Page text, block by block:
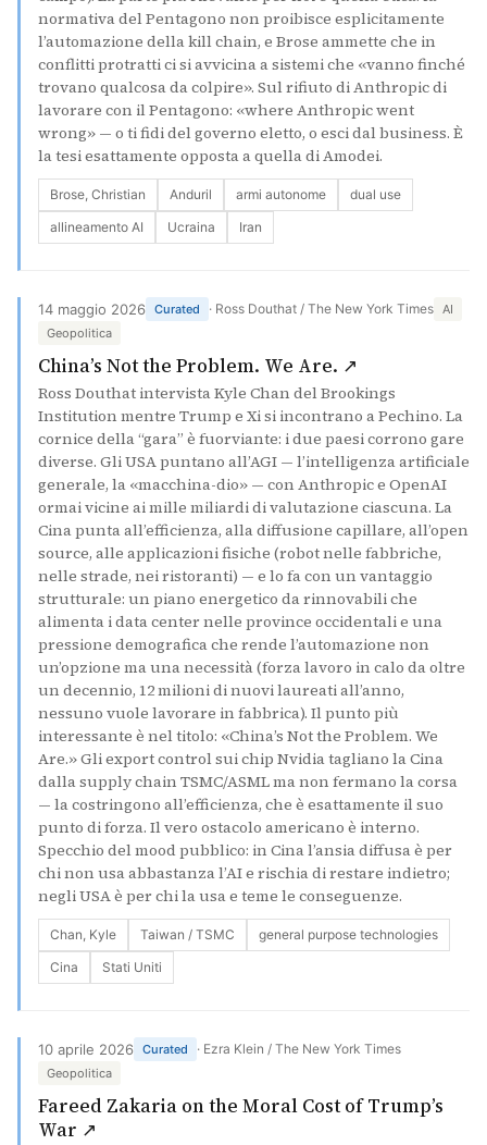
normativa del Pentagono non proibisce esplicitamente
l’automazione della kill chain, e Brose ammette che in
conflitti protratti ci si avvicina a sistemi che «vanno finché
trovano qualcosa da colpire». Sul rifiuto di Anthropic di
lavorare con il Pentagono: «where Anthropic went
wrong» — o ti fidi del governo eletto, o esci dal business. È
la tesi esattamente opposta a quella di Amodei.
Brose, Christian Anduril armi autonome
dual use
allineamento AI
Ucraina Iran
14 maggio 2026 Curated · Ross Douthat / The New York Times AI
Geopolitica
China’s Not the Problem. We Are. ↗
Ross Douthat intervista Kyle Chan del Brookings
Institution mentre Trump e Xi si incontrano a Pechino. La
cornice della “gara” è fuorviante: i due paesi corrono gare
diverse. Gli USA puntano all’AGI — l’intelligenza artificiale
generale, la «macchina-dio» — con Anthropic e OpenAI
ormai vicine ai mille miliardi di valutazione ciascuna. La
Cina punta all’efficienza, alla diffusione capillare, all’open
source, alle applicazioni fisiche (robot nelle fabbriche,
nelle strade, nei ristoranti) — e lo fa con un vantaggio
strutturale: un piano energetico da rinnovabili che
alimenta i data center nelle province occidentali e una
pressione demografica che rende l’automazione non
un’opzione ma una necessità (forza lavoro in calo da oltre
un decennio, 12 milioni di nuovi laureati all’anno,
nessuno vuole lavorare in fabbrica). Il punto più
interessante è nel titolo: «China’s Not the Problem. We
Are.» Gli export control sui chip Nvidia tagliano la Cina
dalla supply chain TSMC/ASML ma non fermano la corsa
— la costringono all’efficienza, che è esattamente il suo
punto di forza. Il vero ostacolo americano è interno.
Specchio del mood pubblico: in Cina l’ansia diffusa è per
chi non usa abbastanza l’AI e rischia di restare indietro;
negli USA è per chi la usa e teme le conseguenze.
Chan, Kyle Taiwan / TSMC
general purpose technologies
Cina
Stati Uniti
10 aprile 2026 Curated · Ezra Klein / The New York Times
Geopolitica
Fareed Zakaria on the Moral Cost of Trump’s
War ↗